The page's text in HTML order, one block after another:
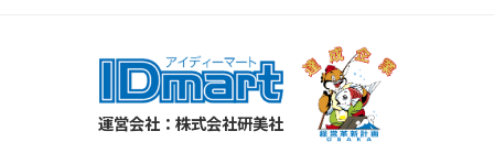
運営会社：株式会社研美社